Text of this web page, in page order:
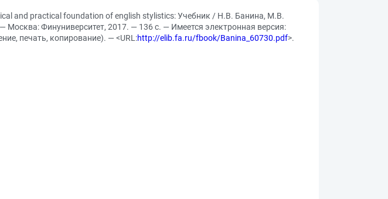
and practical foundation of english stylistics: Учебник / Н.В. Банина, М.В.
Финуниверситет, 2017. — 136 с. — Имеется электронная версия:
печать, копирование). — <URL:http://elib.fa.ru/fbook/Banina_60730.pdf>.